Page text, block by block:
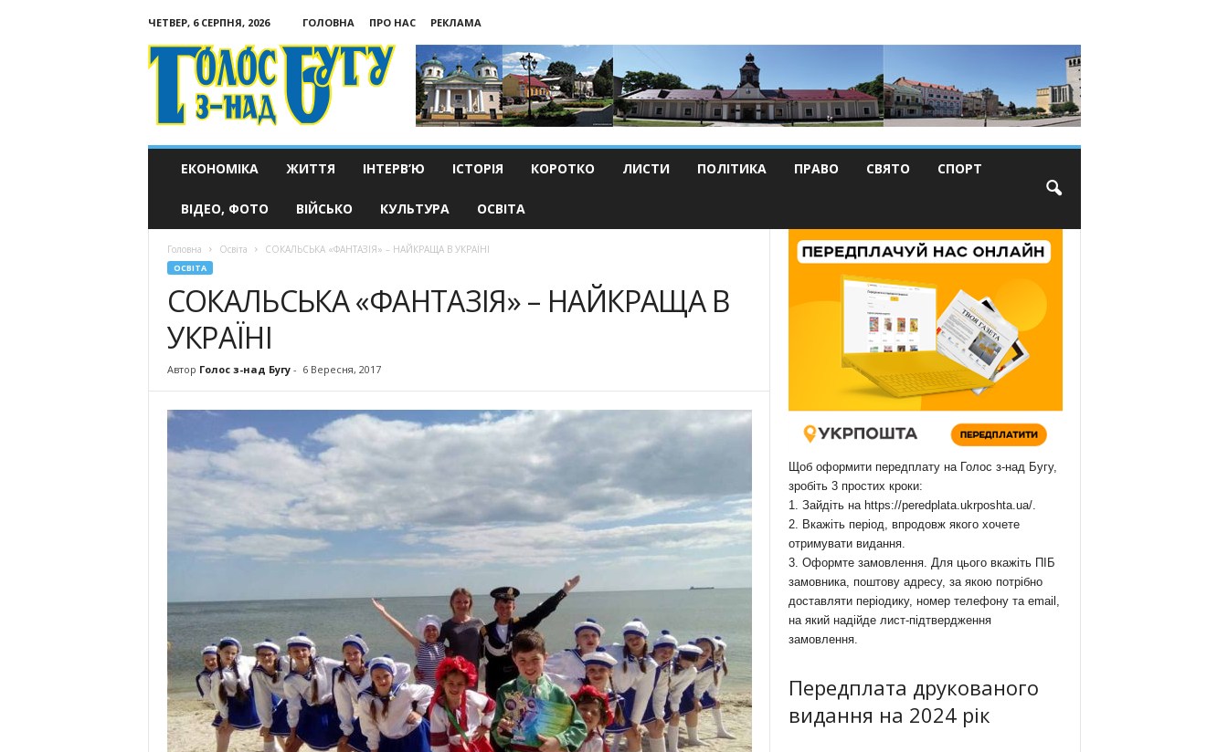
ЧЕТВЕР, 6 СЕРПНЯ, 2026 ГОЛОВНА ПРО НАС
РЕКЛАМА
Голос
з-
ЕКОНОМІКА ЖИТТЯ ІНТЕРВ’Ю ІСТОРІЯ КОРОТКО ЛИСТИ ПОЛІТИКА ПРАВО СВЯТО СПОРТ
ВІДЕО, ФОТО ВІЙСЬКО КУЛЬТУРА ОСВІТА
Головна Освіта СОКАЛЬСЬКА «ФАНТАЗІЯ» – НАЙКРАЩА В УКРАЇНІ
ОСВІТА
СОКАЛЬСЬКА «ФАНТАЗІЯ» – НАЙКРАЩА В
УКРАЇНІ
Автор Голос з-над Бугу- 6 Вересня, 2017
Щоб оформити передплату на Голос з-над Бугу,
зробіть 3 простих кроки:
1. Зайдіть на https://peredplata.ukrposhta.ua/.
2. Вкажіть період, впродовж якого хочете
отримувати видання.
3. Оформте замовлення. Для цього вкажіть ПІБ
замовника, поштову адресу, за якою потрібно
доставляти періодику, номер телефону та email,
на який надійде лист-підтвердження
замовлення.
Передплата друкованого
видання на 2024 рік